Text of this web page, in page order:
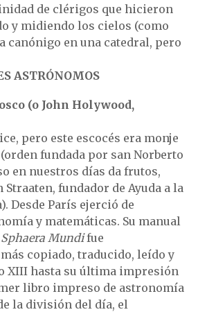
de clérigos que hicieron
y midiendo los cielos (como
canónigo en una catedral, pero
ASTRÓNOMOS
(o John Holywood,
pero este escocés era monje
fundada por san Norberto
en nuestros días da frutos,
Straaten, fundador de Ayuda a la
Desde París ejerció de
y matemáticas. Su manual
Sphaera Mundifue
copiado, traducido, leído y
XIII hasta su última impresión
libro impreso de astronomía
la división del día, el